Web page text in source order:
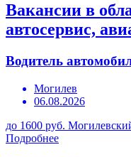
Вакансии в
автосервис,
Водитель
Могилев
06.08.2026
до 1600 руб.
Подробнее